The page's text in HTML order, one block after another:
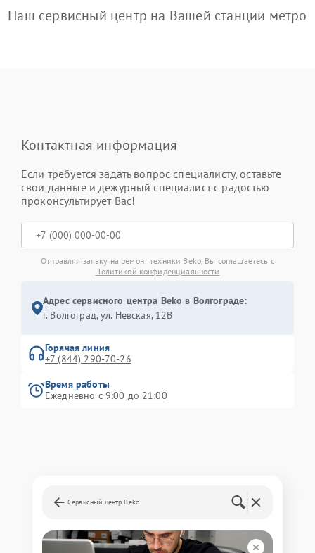
Наш сервисный центр на Вашей станции метро
Контактная информация
Если требуется задать вопрос специалисту, оставьте
свои данные и дежурный специалист с радостью
проконсультирует Вас!
Отправляя заявку на ремонт техники Beko, Вы соглашаетесь с
Политикой конфиденциальности
Адрес сервисного центра Beko в Волгограде:
г. Волгоград, ул. Невская, 12В
Горячая линия
+7 (844) 290-70-26
Время работы
Ежедневно с 9:00 до 21:00
Сервисный центр Beko